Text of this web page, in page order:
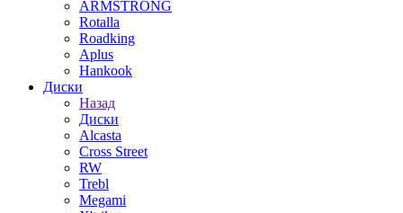
ARMSTRONG
Rotalla
Roadking
Aplus
Hankook
Диски
Назад
Диски
Alcasta
Cross Street
RW
Trebl
Megami